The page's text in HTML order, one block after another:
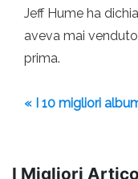
Jeff Hume ha
aveva mai
prima.
« I 10 migliori
I Migliori